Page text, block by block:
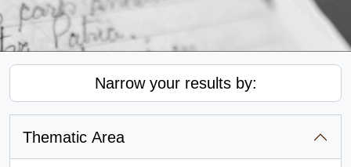
Narrow your results by:
Thematic Area